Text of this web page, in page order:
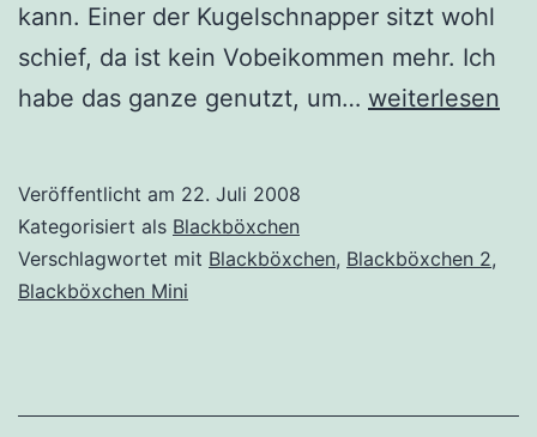
kann. Einer der Kugelschnapper sitzt wohl
schief, da ist kein Vobeikommen mehr. Ich
habe das ganze genutzt, um… Blackböxchen
weiterlesen
Veröffentlicht am 22. Juli 2008
Kategorisiert als Blackböxchen
Verschlagwortet mit Blackböxchen, Blackböxchen 2,
Blackböxchen Mini